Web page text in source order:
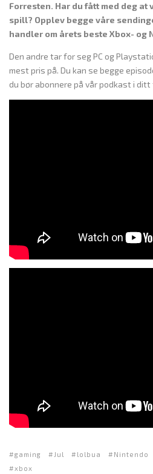
Forresten. Har du fått med deg at
spill? Opplev begge våre
handler om årets beste Xbox- og
Den andre tar for seg PC og
mest pris på. Du kan se begge
du bør abonnere på vår podkast i
gaming Jul lolbua Nintendo
xbox